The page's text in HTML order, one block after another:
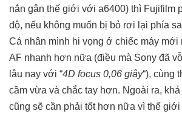
nắn gân thế giới với a6400) thì Fujifilm
độ, nếu không muốn bị bỏ rơi lại phía
Cá nhân mình hi vọng ở chiếc máy mới
AF nhanh hơn nữa (điều mà Sony đã
lâu nay với “4D focus 0,06 giây“), cùng
cầm vừa và chắc tay hơn. Ngoài ra,
cũng sẽ cần phải tốt hơn nữa vì thế